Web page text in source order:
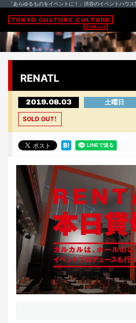
「あらゆるものをイベントに！」渋谷のイベントハウ
RENATL
2019.08.03 土曜日
SOLD OUT！